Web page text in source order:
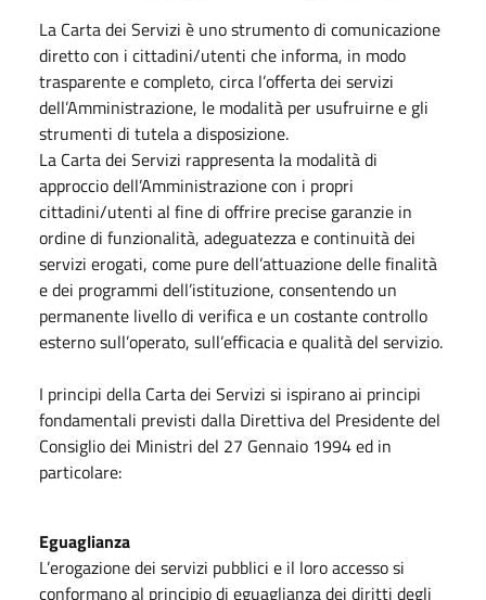
La Carta dei Servizi è uno strumento di comunicazione
diretto con i cittadini/utenti che informa, in modo
trasparente e completo, circa l’offerta dei servizi
dell’Amministrazione, le modalità per usufruirne e gli
strumenti di tutela a disposizione.
La Carta dei Servizi rappresenta la modalità di
approccio dell’Amministrazione con i propri
cittadini/utenti al fine di offrire precise garanzie in
ordine di funzionalità, adeguatezza e continuità dei
servizi erogati, come pure dell’attuazione delle finalità
e dei programmi dell’istituzione, consentendo un
permanente livello di verifica e un costante controllo
esterno sull’operato, sull’efficacia e qualità del servizio.
I principi della Carta dei Servizi si ispirano ai principi
fondamentali previsti dalla Direttiva del Presidente del
Consiglio dei Ministri del 27 Gennaio 1994 ed in
particolare:
Eguaglianza
L’erogazione dei servizi pubblici e il loro accesso si
conformano al principio di eguaglianza dei diritti degli